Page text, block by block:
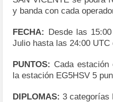
y banda con cada
FECHA: Desde las
Julio hasta las 24:00
PUNTOS: Cada
la estación EG5HSV 5
DIPLOMAS: 3 categorías